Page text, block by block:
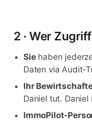
2 · Wer
Siehaben
Daten via Audit-
Ihr
Daniel tut. Daniel
ImmoPilot-